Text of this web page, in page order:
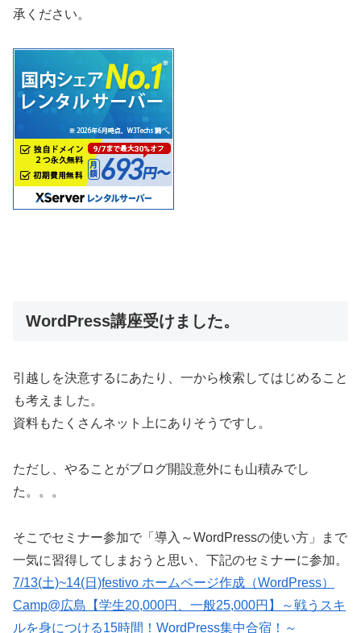
承ください。
WordPress講座受けました。
引越しを決意するにあたり、一から検索してはじめること
も考えました。
資料もたくさんネット上にありそうですし。
ただし、やることがブログ開設意外にも山積みでし
た。。。
そこでセミナー参加で「導入～WordPressの使い方」まで
一気に習得してしまおうと思い、下記のセミナーに参加。
7/13(土)~14(日)festivo ホームページ作成（WordPress）
Camp@広島【学生20,000円、一般25,000円】～戦うスキ
ルを身につける15時間！WordPress集中合宿！～